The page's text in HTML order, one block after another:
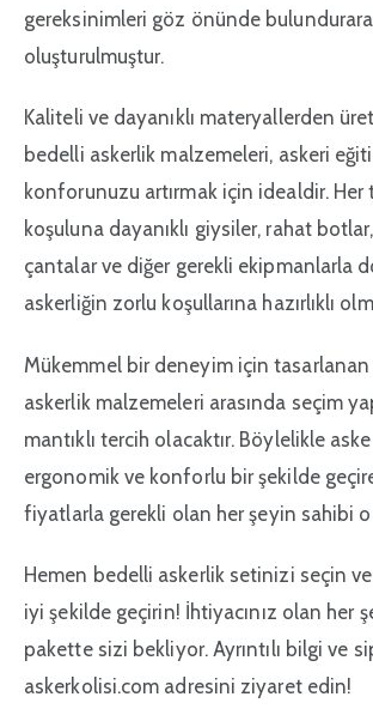
gereksinimleri göz önünde
oluşturulmuştur.
Kaliteli ve dayanıklı materyallerden
bedelli askerlik malzemeleri, askeri
konforunuzu artırmak için idealdir. Her
koşuluna dayanıklı giysiler, rahat
çantalar ve diğer gerekli ekipmanlarla
askerliğin zorlu koşullarına hazırlıklı
Mükemmel bir deneyim için
askerlik malzemeleri arasında seçim
mantıklı tercih olacaktır. Böylelikle
ergonomik ve konforlu bir şekilde
fiyatlarla gerekli olan her şeyin sahibi
Hemen bedelli askerlik setinizi seçin
iyi şekilde geçirin! İhtiyacınız olan her
pakette sizi bekliyor. Ayrıntılı bilgi ve
askerkolisi.com adresini ziyaret edin!